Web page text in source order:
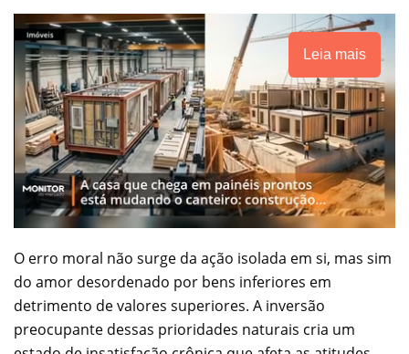
Leia mais
O erro moral não surge da ação isolada em si, mas sim
do amor desordenado por bens inferiores em
detrimento de valores superiores. A inversão
preocupante dessas prioridades naturais cria um